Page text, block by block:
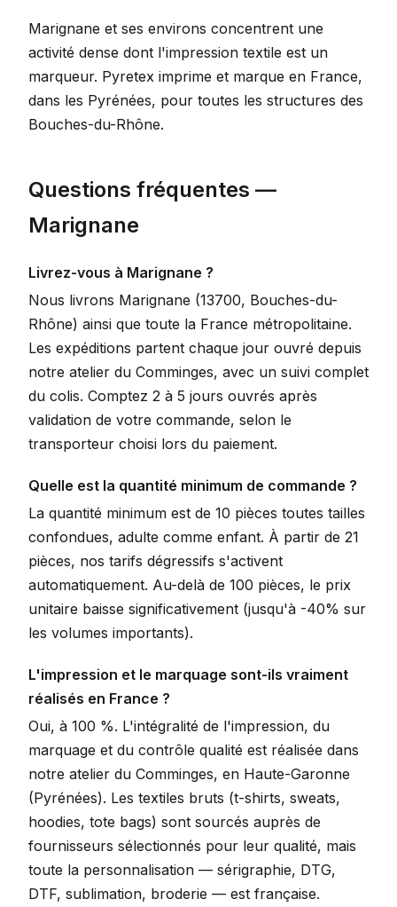
Marignane et ses environs concentrent une
activité dense dont l'impression textile est un
marqueur. Pyretex imprime et marque en France,
dans les Pyrénées, pour toutes les structures des
Bouches-du-Rhône.
Questions fréquentes —
Marignane
Livrez-vous à Marignane ?
Nous livrons Marignane (13700, Bouches-du-
Rhône) ainsi que toute la France métropolitaine.
Les expéditions partent chaque jour ouvré depuis
notre atelier du Comminges, avec un suivi complet
du colis. Comptez 2 à 5 jours ouvrés après
validation de votre commande, selon le
transporteur choisi lors du paiement.
Quelle est la quantité minimum de commande ?
La quantité minimum est de 10 pièces toutes tailles
confondues, adulte comme enfant. À partir de 21
pièces, nos tarifs dégressifs s'activent
automatiquement. Au-delà de 100 pièces, le prix
unitaire baisse significativement (jusqu'à -40% sur
les volumes importants).
L'impression et le marquage sont-ils vraiment
réalisés en France ?
Oui, à 100 %. L'intégralité de l'impression, du
marquage et du contrôle qualité est réalisée dans
notre atelier du Comminges, en Haute-Garonne
(Pyrénées). Les textiles bruts (t-shirts, sweats,
hoodies, tote bags) sont sourcés auprès de
fournisseurs sélectionnés pour leur qualité, mais
toute la personnalisation — sérigraphie, DTG,
DTF, sublimation, broderie — est française.